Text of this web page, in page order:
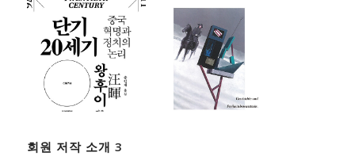
회원 저작 소개 3